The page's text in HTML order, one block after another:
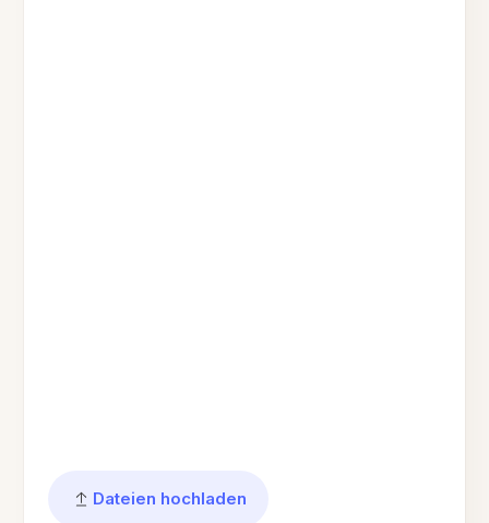
Dateien hochladen